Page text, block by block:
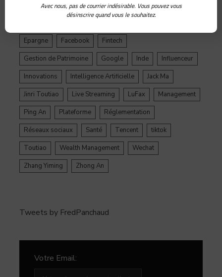
ByteDance
Chine credit crypto
Crypto Yuan
Epargne
Facebook
Fintech
Gestion de Patrimoine
Google Inde
Influenceur
Innovations
Intelligence Artificielle
Jack Ma
Jinri Toutiao
Live Streaming LuFax
Management
Ping An
Plateforme
Réglementation
Réseaux sociaux
Santé Tencent
tiktok
Toutiao
Wealth Management
Wechat
Zhang Yiming
Zhong An
Tweets by FredPanchaud
Votre Email:
Avec nous, pas de courrier indésirable. Vous pouvez vous
désinscrire quand vous le souhaitez.